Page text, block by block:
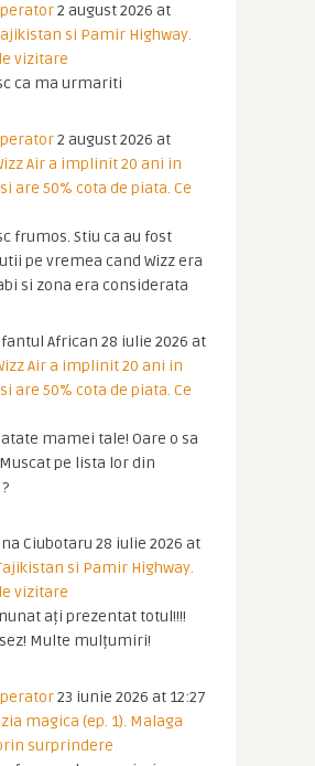
2 august 2026 at
si Pamir Highway.
vizitare
ca ma urmariti
2 august 2026 at
Air a implinit 20 ani in
are 50% cota de piata. Ce
frumos. Stiu ca au fost
pe vremea cand Wizz era
si zona era considerata
African 28 iulie 2026 at
Air a implinit 20 ani in
are 50% cota de piata. Ce
mamei tale! Oare o sa
pe lista lor din
Ciubotaru 28 iulie 2026 at
si Pamir Highway.
vizitare
ați prezentat totul!!!!
Multe mulțumiri!
23 iunie 2026 at 12:27
magica (ep. 1). Malaga
surprindere